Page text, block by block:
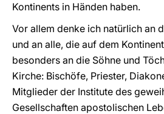
Kontinents in Händen haben.
Vor allem denke ich natürlich an
und an alle, die auf dem
besonders an die Söhne und
Kirche: Bischöfe, Priester,
Mitglieder der Institute des
Gesellschaften apostolischen